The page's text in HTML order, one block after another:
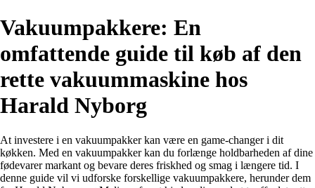
Vakuumpakkere: En
omfattende guide til køb af den
rette vakuummaskine hos
Harald Nyborg
At investere i en vakuumpakker kan være en game-changer i dit
køkken. Med en vakuumpakker kan du forlænge holdbarheden af dine
fødevarer markant og bevare deres friskhed og smag i længere tid. I
denne guide vil vi udforske forskellige vakuumpakkere, herunder dem